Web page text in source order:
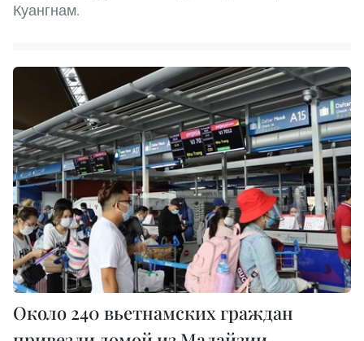
Куангнам.
Около 240 вьетнамских граждан